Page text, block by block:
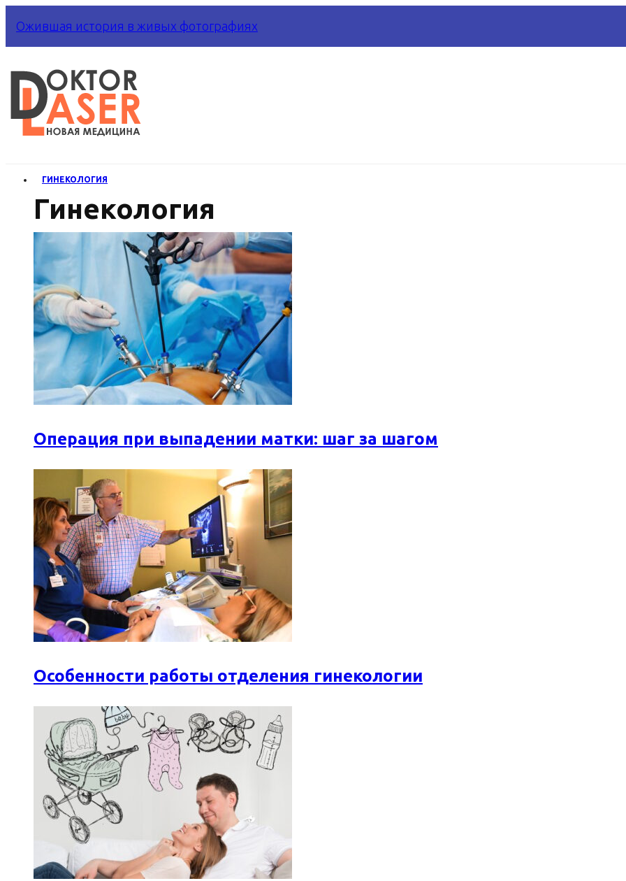
Ожившая история в живых фотографиях
ГИНЕКОЛОГИЯ
Гинекология
Операция при выпадении матки: шаг за шагом
Особенности работы отделения гинекологии